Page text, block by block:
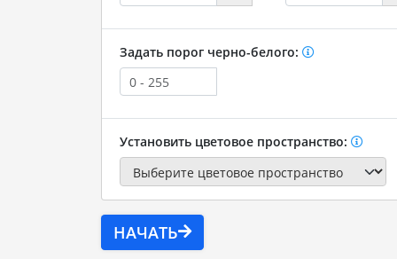
Задать порог черно-белого:
Установить цветовое пространство:
НАЧАТЬ